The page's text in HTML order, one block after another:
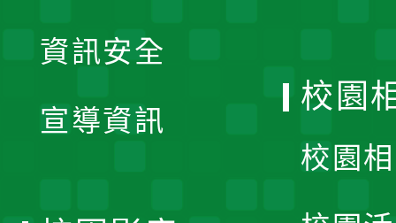
資訊安全
宣導資訊
校園
校園